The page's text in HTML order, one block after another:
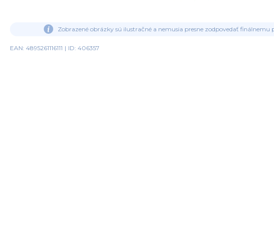
Zobrazené obrázky sú ilustračné a nemusia presne zodpovedať finálnemu
EAN: 4895261116111 | ID: 406357